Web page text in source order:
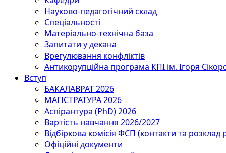
Науково-педагогічний склад
Спеціальності
Матеріально-технічна база
Запитати у декана
Врегулювання конфліктів
Антикорупційна програма КПІ ім. Ігоря
Вступ
БАКАЛАВРАТ 2026
МАГІСТРАТУРА 2026
Аспірантура (PhD) 2026
Вартість навчання 2026/2027
Відбіркова комісія ФСП (контакти та розклад
Офіційні документи